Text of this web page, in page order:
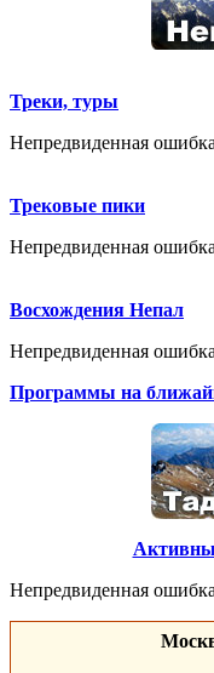
Треки, туры
Непредвиденная
Трековые пики
Непредвиденная
Восхождения Непал
Непредвиденная
Программы на
Непредвиденная